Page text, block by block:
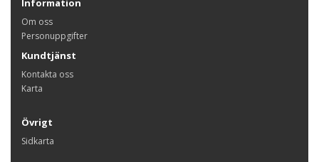
Information
Om oss
Personuppgifter
Kundtjänst
Kontakta oss
Karta
Övrigt
Sidkarta